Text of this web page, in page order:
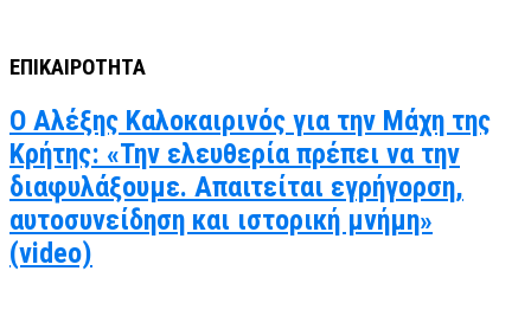
ΕΠΙΚΑΙΡΟΤΗΤΑ
Ο Αλέξης Καλοκαιρινός για την Μάχη της
Κρήτης: «Την ελευθερία πρέπει να την
διαφυλάξουμε. Απαιτείται εγρήγορση,
αυτοσυνείδηση και ιστορική μνήμη»
(video)